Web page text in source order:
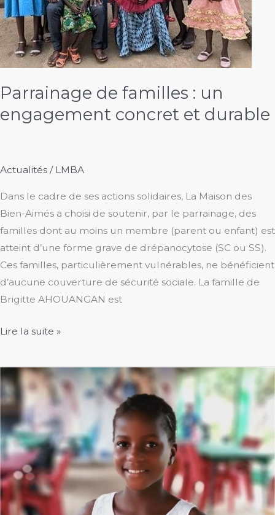
Parrainage de familles : un
engagement concret et durable
Actualités / LMBA
Dans le cadre de ses actions solidaires, La Maison des
Bien-Aimés a choisi de soutenir, par le parrainage, des
familles dont au moins un membre (parent ou enfant) est
atteint d’une forme grave de drépanocytose (SC ou SS).
Ces familles, particulièrement vulnérables, ne bénéficient
d’aucune couverture de sécurité sociale. La famille de
Brigitte AHOUANGAN est
Parrainage
familles
:
un
engagement
concret
et
durable
Lire la suite »